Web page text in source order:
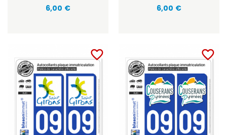
6,00 € 6,00 €
favorite_border favorite_border